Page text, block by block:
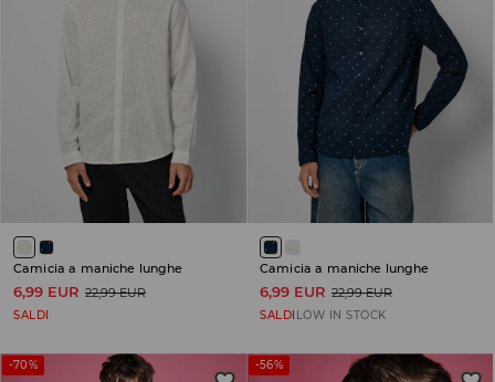
Camicia a maniche lunghe
6,99 EUR 22,99 EUR
SALDI
Camicia a maniche lunghe
6,99 EUR 22,99 EUR
SALDI LOW IN STOCK
-70% -56%